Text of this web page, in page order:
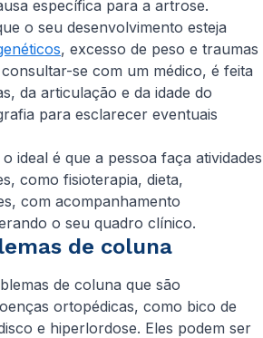
específica para a artrose.
o seu desenvolvimento esteja
, excesso de peso e traumas
se com um médico, é feita
da articulação e da idade do
para esclarecer eventuais
ideal é que a pessoa faça atividades
como fisioterapia, dieta,
com acompanhamento
o seu quadro clínico.
de coluna
de coluna que são
ortopédicas, como bico de
e hiperlordose. Eles podem ser